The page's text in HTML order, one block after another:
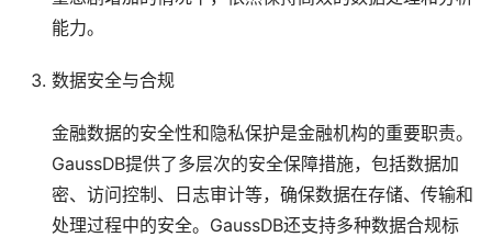
能力。
数据安全与合规
金融数据的安全性和隐私保护是金融机构的重要职责。
GaussDB提供了多层次的安全保障措施，包括数据加
密、访问控制、日志审计等，确保数据在存储、传输和
处理过程中的安全。GaussDB还支持多种数据合规标